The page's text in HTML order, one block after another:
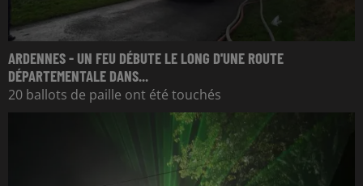
ARDENNES - UN FEU DÉBUTE LE LONG D'UNE ROUTE
DÉPARTEMENTALE DANS...
20 ballots de paille ont été touchés